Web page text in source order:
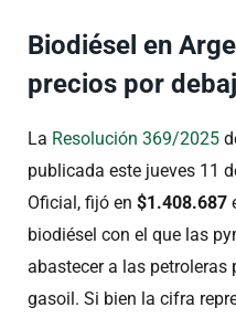
Biodiésel en
precios por
La Resolución 369/2025
publicada este jueves 11
Oficial, fijó en $1.408.687
biodiésel con el que las
abastecer a las petroleras
gasoil. Si bien la cifra